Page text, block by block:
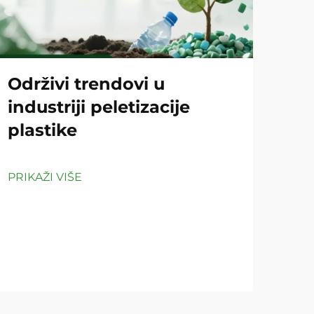
Održivi trendovi u
industriji peletizacije
plastike
PRIKAŽI VIŠE